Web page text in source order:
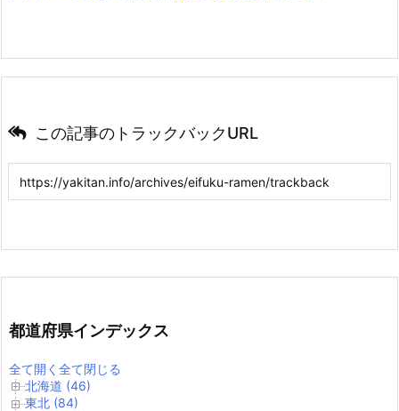
この記事のトラックバックURL
都道府県インデックス
全て開く 全て閉じる
北海道 (46)
東北 (84)